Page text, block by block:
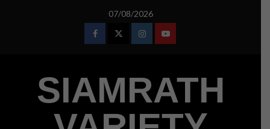
07/08/2026
FacebookTwitterInstagramYoutube
SIAMRATH